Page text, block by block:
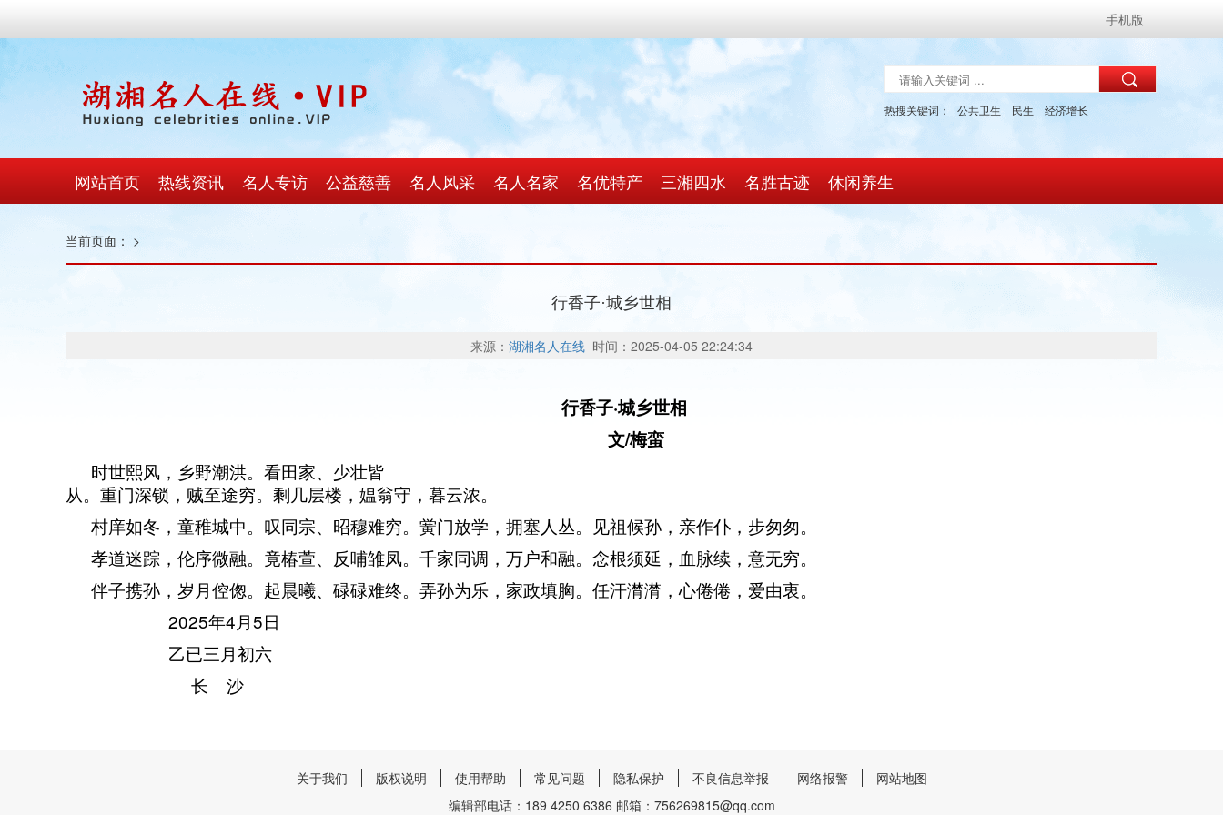
手机版
热搜关键词： 公共卫生 民生 经济增长
网站首页 热线资讯 名人专访 公益慈善 名人风采 名人名家 名优特产 三湘四水 名胜古迹 休闲养生
当前页面： >
行香子·城乡世相
来源： 湖湘名人在线 时间：2025-04-05 22:24:34
行香子·城乡世相
文/梅蛮
时世熙风，乡野潮洪。看田家、少壮皆
从。重门深锁，贼至途穷。剩几层楼，媪翁守，暮云浓。
村庠如冬，童稚城中。叹同宗、昭穆难穷。黉门放学，拥塞人丛。见祖候孙，亲作仆，步匆匆。
孝道迷踪，伦序微融。竟椿萱、反哺雏凤。千家同调，万户和融。念根须延，血脉续，意无穷。
伴子携孙，岁月倥偬。起晨曦、碌碌难终。弄孙为乐，家政填胸。任汗潸潸，心倦倦，爱由衷。
2025年4月5日
乙已三月初六
长 沙
关于我们 版权说明 使用帮助 常见问题 隐私保护 不良信息举报 网络报警
网站地图
编辑部电话：189 4250 6386 邮箱：756269815@qq.com